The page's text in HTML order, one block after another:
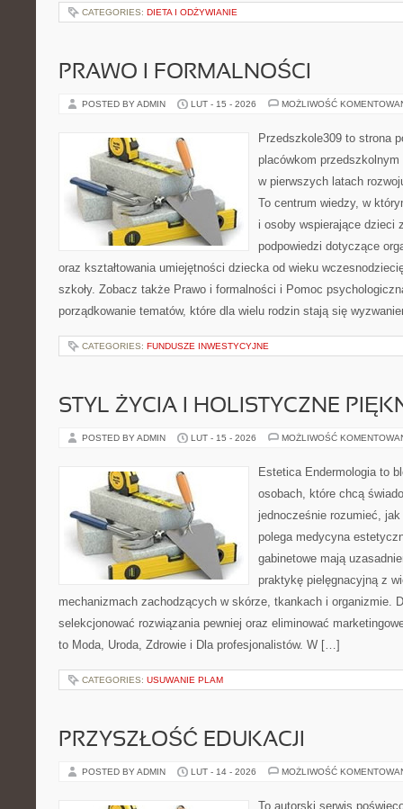
CATEGORIES: DIETA I ODŻYWIANIE
PRAWO I FORMALNOŚCI
POSTED BY ADMIN LUT - 15 - 2026 MOŻLIWOŚĆ
Przedszkole309 to strona
placówkom
w pierwszych latach
To centrum wiedzy, w
i osoby wspierające dzieci
podpowiedzi dotyczące
oraz kształtowania umiejętności dziecka od wieku
szkoły. Zobacz także Prawo i formalności i Pomoc
porządkowanie tematów, które dla wielu rodzin stają się
CATEGORIES: FUNDUSZE INWESTYCYJNE
STYL ŻYCIA I HOLISTYCZNE
POSTED BY ADMIN LUT - 15 - 2026 MOŻLIWOŚĆ
Estetica Endermologia to
osobach, które chcą
jednocześnie rozumieć,
polega medycyna
gabinetowe mają
praktykę pielęgnacyjną z
mechanizmach zachodzących w skórze, tkankach i organizmie.
selekcjonować rozwiązania pewniej oraz eliminować
to Moda, Uroda, Zdrowie i Dla profesjonalistów. W […]
CATEGORIES: USUWANIE PLAM
PRZYSZŁOŚĆ EDUKACJI
POSTED BY ADMIN LUT - 14 - 2026 MOŻLIWOŚĆ
To autorski serwis